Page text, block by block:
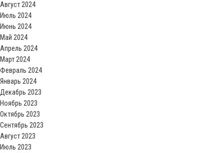
Август 2024
Июль 2024
Июнь 2024
Май 2024
Апрель 2024
Март 2024
Февраль 2024
Январь 2024
Декабрь 2023
Ноябрь 2023
Октябрь 2023
Сентябрь 2023
Август 2023
Июль 2023